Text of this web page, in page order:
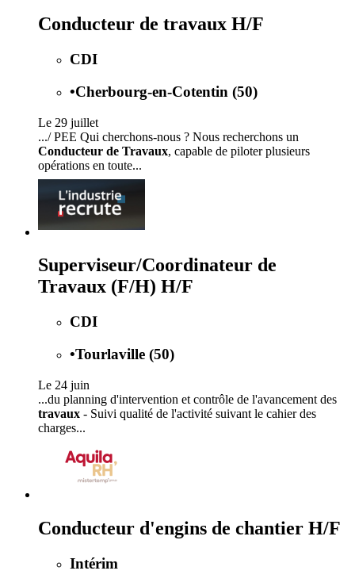
Conducteur de travaux H/F
CDI
•Cherbourg-en-Cotentin (50)
Le 29 juillet
.../ PEE Qui cherchons-nous ? Nous recherchons un
Conducteur de Travaux, capable de piloter plusieurs
opérations en toute...
Superviseur/Coordinateur de
Travaux (F/H) H/F
CDI
•Tourlaville (50)
Le 24 juin
...du planning d'intervention et contrôle de l'avancement des
travaux - Suivi qualité de l'activité suivant le cahier des
charges...
Conducteur d'engins de chantier H/F
Intérim